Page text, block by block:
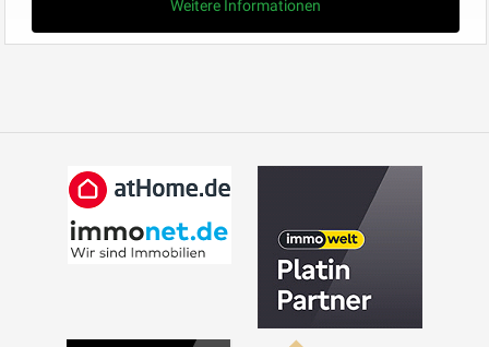
Weitere Informationen